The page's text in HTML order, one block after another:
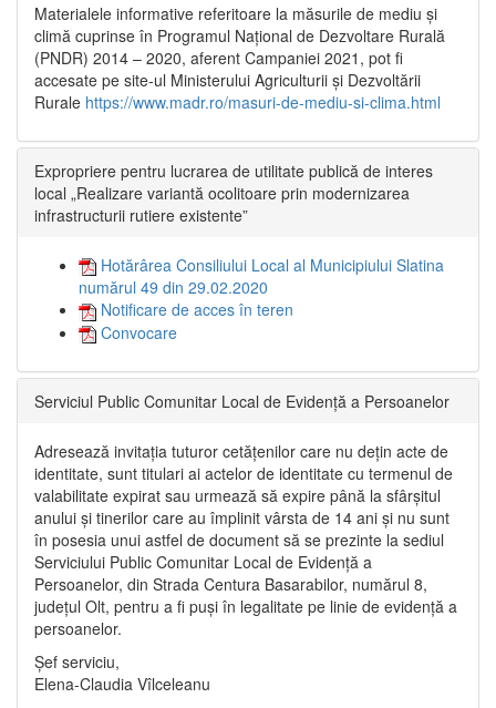
Materialele informative referitoare la măsurile de mediu și
climă cuprinse în Programul Național de Dezvoltare Rurală
(PNDR) 2014 – 2020, aferent Campaniei 2021, pot fi
accesate pe site-ul Ministerului Agriculturii și Dezvoltării
Rurale https://www.madr.ro/masuri-de-mediu-si-clima.html
Expropriere pentru lucrarea de utilitate publică de interes
local „Realizare variantă ocolitoare prin modernizarea
infrastructurii rutiere existente”
Hotărârea Consiliului Local al Municipiului Slatina
numărul 49 din 29.02.2020
Notificare de acces în teren
Convocare
Serviciul Public Comunitar Local de Evidență a Persoanelor
Adresează invitația tuturor cetățenilor care nu dețin acte de
identitate, sunt titulari ai actelor de identitate cu termenul de
valabilitate expirat sau urmează să expire până la sfârșitul
anului și tinerilor care au împlinit vârsta de 14 ani și nu sunt
în posesia unui astfel de document să se prezinte la sediul
Serviciului Public Comunitar Local de Evidență a
Persoanelor, din Strada Centura Basarabilor, numărul 8,
județul Olt, pentru a fi puși în legalitate pe linie de evidență a
persoanelor.
Șef serviciu,
Elena-Claudia Vîlceleanu